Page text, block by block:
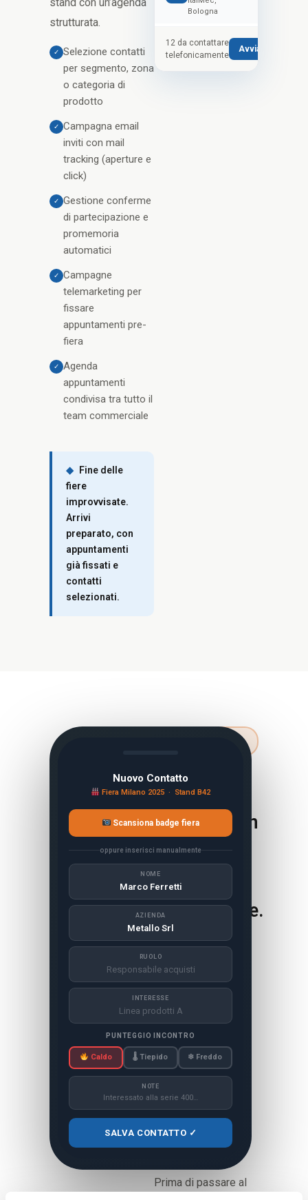
strutturata.
✓
Selezione contatti
per segmento, zona
o categoria di
prodotto
✓
Campagna email
inviti con mail
tracking (aperture e
click)
✓
Gestione conferme
di partecipazione e
promemoria
automatici
✓
Campagne
telemarketing per
fissare
appuntamenti pre-
fiera
✓
Agenda
appuntamenti
condivisa tra tutto il
team commerciale
◆ Fine delle
fiere
improvvisate.
Arrivi
preparato, con
appuntamenti
già fissati e
contatti
selezionati.
Bologna
12 da contattare
telefonicamente
Avvia
Nuovo Contatto
Fiera Milano 2025 · Stand B42
Scansiona badge fiera
oppure inserisci manualmente
NOME
Marco Ferretti
AZIENDA
Metallo Srl
RUOLO
Responsabile acquisti
INTERESSE
Linea prodotti A
PUNTEGGIO INCONTRO
Caldo 🌡 Tiepido ❄ Freddo
NOTE
Interessato alla serie 400…
SALVA CONTATTO ✓
Ogni
incontro
registrato in
30 secondi.
Anche
senza
connessione.
Allo stand non hai
tempo da perdere.
Con l’app mobile di
Easyone registri il
contatto sul
momento: nome,
azienda, interesse,
note sull’incontro.
Oppure inquadri il
badge della fiera e i
dati si compilano
automaticamente.
Prima di passare al